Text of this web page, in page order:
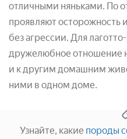
отличными няньками. По
проявляют осторожность
без агрессии. Для
дружелюбное отношение
и к другим домашним
ними в одном доме.
Узнайте, какие породы